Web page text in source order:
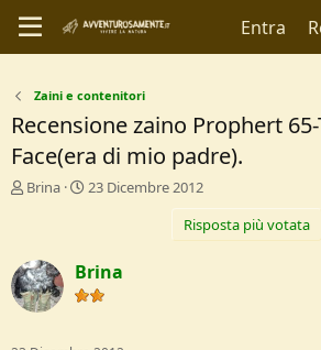
Entra
Zaini e contenitori
Recensione zaino Prophert
Face(era di mio padre).
C
t
o
r
D
Brina
D
d
i
I
23 Dicembre 2012
Risposta più votata
Brina